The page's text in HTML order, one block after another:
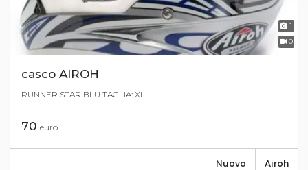
1
0
casco AIROH
RUNNER STAR BLU TAGLIA: XL
70 euro
Airoh
Nuovo